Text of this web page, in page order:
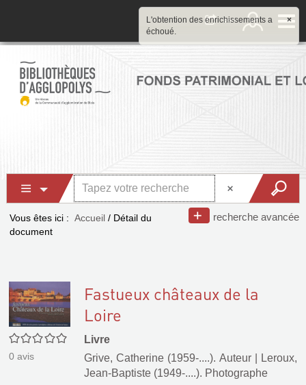
recherche avancée
Vous êtes ici : Accueil / Détail du
document
0/5
0 avis
Fastueux châteaux de la
Loire
Livre
Grive, Catherine (1959-....). Auteur|
Leroux,
Jean-Baptiste (1949-....). Photographe
×
L'obtention des enrichissements a
échoué.